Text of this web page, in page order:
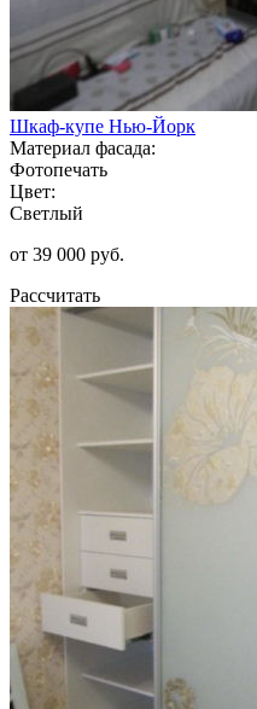
Шкаф-купе Нью-Йорк
Материал фасада:
Фотопечать
Цвет:
Светлый
от 39 000 руб.
Рассчитать